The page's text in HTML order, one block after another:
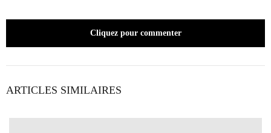
Cliquez pour commenter
ARTICLES SIMILAIRES